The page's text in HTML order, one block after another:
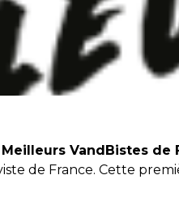
Meilleurs VandBistes de
de France. Cette